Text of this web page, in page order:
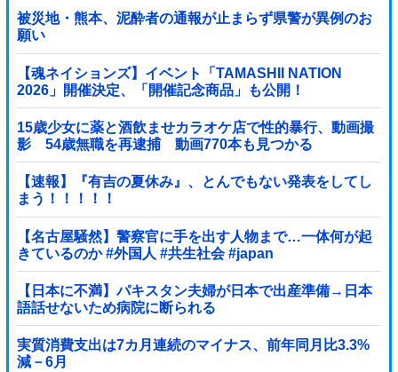
被災地・熊本、泥酔者の通報が止まらず県警が異例のお
願い
【魂ネイションズ】イベント「TAMASHII NATION
2026」開催決定、「開催記念商品」も公開！
15歳少女に薬と酒飲ませカラオケ店で性的暴行、動画撮
影 54歳無職を再逮捕 動画770本も見つかる
【速報】『有吉の夏休み』、とんでもない発表をしてし
まう！！！！！
【名古屋騒然】警察官に手を出す人物まで…一体何が起
きているのか #外国人 #共生社会 #japan
【日本に不満】パキスタン夫婦が日本で出産準備→日本
語話せないため病院に断られる
実質消費支出は7カ月連続のマイナス、前年同月比3.3%
減－6月